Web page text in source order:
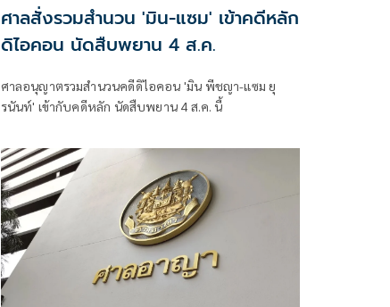
ศาลสั่งรวมสำนวน 'มิน-แซม' เข้าคดีหลัก
ดิไอคอน นัดสืบพยาน 4 ส.ค.
ศาลอนุญาตรวมสำนวนคดีดิไอคอน 'มิน พีชญา-แซม ยุ
รนันท์' เข้ากับคดีหลัก นัดสืบพยาน 4 ส.ค. นี้